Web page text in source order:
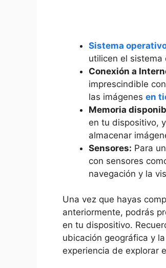
Sistema
utilicen el sistema
Conexión a
imprescindible
las imágenes en
Memoria
en tu dispositivo,
almacenar
Sensores: Para
con sensores
navegación y la
Una vez que hayas
anteriormente, podrás
en tu dispositivo.
ubicación geográfica y
experiencia de explorar